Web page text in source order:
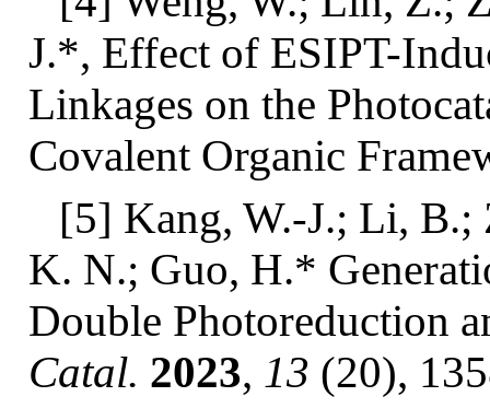
J.*, Effect of ESIPT-
Linkages on the
Covalent Organic
[5] Kang, W.-J.; Li, B.;
K. N.; Guo, H.*
Double Photoreduction
Catal. 2023, 13 (20),